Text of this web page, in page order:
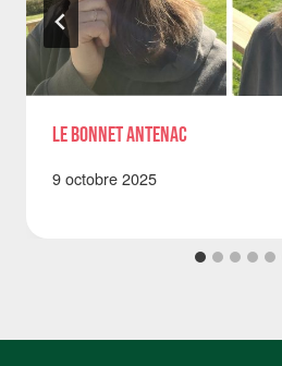
Le Bonnet Antenac
9 octobre 2025